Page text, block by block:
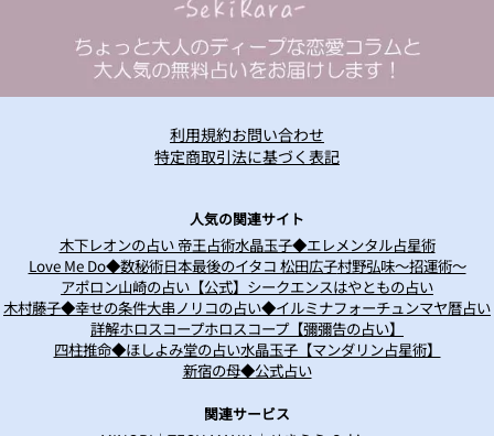
利用規約お問い合わせ
特定商取引法に基づく表記
人気の関連サイト
木下レオンの占い 帝王占術水晶玉子◆エレメンタル占星術
Love Me Do◆数秘術日本最後のイタコ 松田広子村野弘味～招運術～
アポロン山崎の占い 【公式】シークエンスはやともの占い
木村藤子◆幸せの条件大串ノリコの占い◆イルミナフォーチュンマヤ暦占い
詳解ホロスコープホロスコープ【彌彌告の占い】
四柱推命◆ほしよみ堂の占い水晶玉子【マンダリン占星術】
新宿の母◆公式占い
関連サービス